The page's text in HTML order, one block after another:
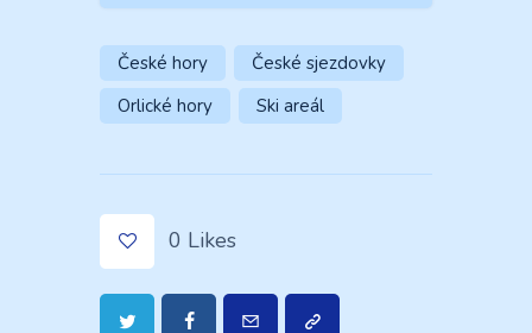
České hory
České sjezdovky
Orlické hory
Ski areál
0 Likes